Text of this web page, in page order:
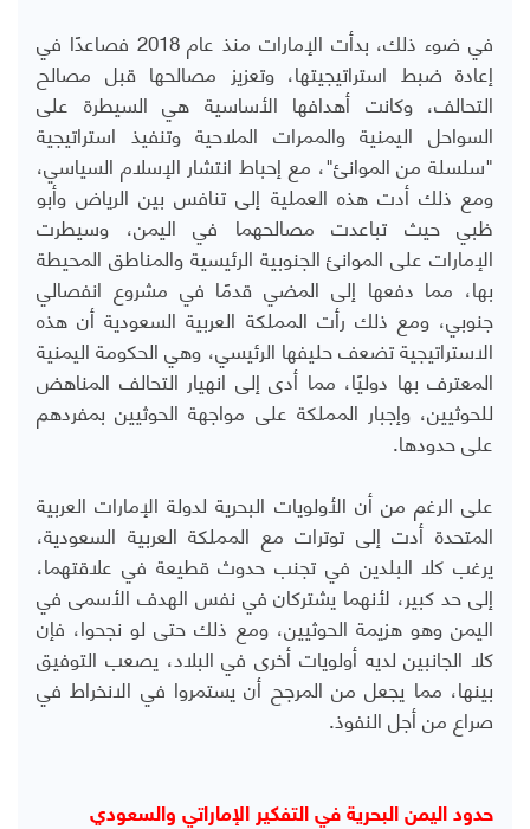
في ضوء ذلك، بدأت الإمارات منذ عام 2018 فصاعدًا في
إعادة ضبط استراتيجيتها، وتعزيز مصالحها قبل مصالح
التحالف، وكانت أهدافها الأساسية هي السيطرة على
السواحل اليمنية والممرات الملاحية وتنفيذ استراتيجية
"سلسلة من الموانئ"، مع إحباط انتشار الإسلام السياسي،
ومع ذلك أدت هذه العملية إلى تنافس بين الرياض وأبو
ظبي حيث تباعدت مصالحهما في اليمن، وسيطرت
الإمارات على الموانئ الجنوبية الرئيسية والمناطق المحيطة
بها، مما دفعها إلى المضي قدمًا في مشروع انفصالي
جنوبي، ومع ذلك رأت المملكة العربية السعودية أن هذه
الاستراتيجية تضعف حليفها الرئيسي، وهي الحكومة اليمنية
المعترف بها دوليًا، مما أدى إلى انهيار التحالف المناهض
للحوثيين، وإجبار المملكة على مواجهة الحوثيين بمفردهم
على حدودها.
على الرغم من أن الأولويات البحرية لدولة الإمارات العربية
المتحدة أدت إلى توترات مع المملكة العربية السعودية،
يرغب كلا البلدين في تجنب حدوث قطيعة في علاقتهما،
إلى حد كبير، لأنهما يشتركان في نفس الهدف الأسمى في
اليمن وهو هزيمة الحوثيين، ومع ذلك حتى لو نجحوا، فإن
كلا الجانبين لديه أولويات أخرى في البلاد، يصعب التوفيق
بينها، مما يجعل من المرجح أن يستمروا في الانخراط في
صراع من أجل النفوذ.
حدود اليمن البحرية في التفكير الإماراتي والسعودي